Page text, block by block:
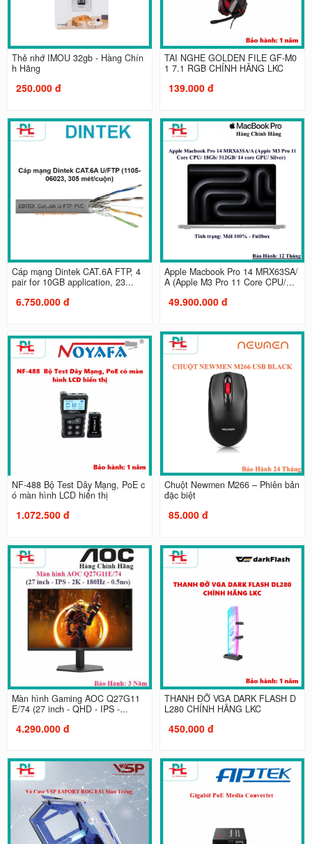
Thẻ nhớ IMOU 32gb - Hàng Chín
h Hãng
250.000 đ
TAI NGHE GOLDEN FILE GF-M0
1 7.1 RGB CHÍNH HÃNG LKC
139.000 đ
Cáp mạng Dintek CAT.6A FTP, 4
pair for 10GB application, 23...
6.750.000 đ
Apple Macbook Pro 14 MRX63SA/
A (Apple M3 Pro 11 Core CPU/...
49.900.000 đ
NF-488 Bộ Test Dây Mạng, PoE c
ó màn hình LCD hiển thị
1.072.500 đ
Chuột Newmen M266 – Phiên bản
đặc biệt
85.000 đ
Màn hình Gaming AOC Q27G11
E/74 (27 inch - QHD - IPS -...
4.290.000 đ
THANH ĐỠ VGA DARK FLASH D
L280 CHÍNH HÃNG LKC
450.000 đ